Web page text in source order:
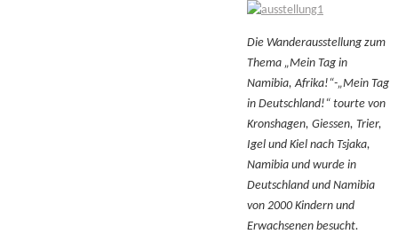
Die Wanderausstellung zum
Thema „Mein Tag in
Namibia, Afrika!“-„Mein Tag
in Deutschland!“ tourte von
Kronshagen, Giessen, Trier,
Igel und Kiel nach Tsjaka,
Namibia und wurde in
Deutschland und Namibia
von 2000 Kindern und
Erwachsenen besucht.